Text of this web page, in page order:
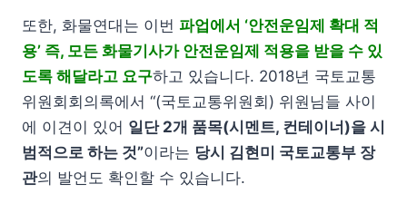
또한, 화물연대는 이번 파업에서 ‘안전운임제 확대 적
용’ 즉, 모든 화물기사가 안전운임제 적용을 받을 수 있
도록 해달라고 요구하고 있습니다. 2018년 국토교통
위원회회의록에서 “(국토교통위원회) 위원님들 사이
에 이견이 있어 일단 2개 품목(시멘트, 컨테이너)을 시
범적으로 하는 것”이라는 당시 김현미 국토교통부 장
관의 발언도 확인할 수 있습니다.